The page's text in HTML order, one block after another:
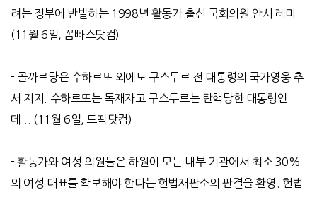
려는 정부에 반발하는1998년 활동가 출신 국회의원 안시 레마
(11 월 6일 꼼빠스닷컴)
- 골까르당은 수하르또 외에도 구스두르 전 대통령의 국가영웅 추
서 지지
수하르또는 독재자고 구스두르는 탄핵당한 대통령인
데
... (11 월 6일 드띡닷컴)
-활동가와 여성 의원들은 하원이 모든 내부 기관에서 최소 30%
의 여성 대표를 확보해야 한다는 헌법재판소의 판결을 환영
헌법